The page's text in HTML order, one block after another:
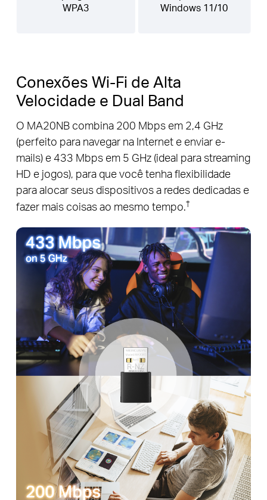
WPA3
Windows 11/10
Conexões Wi-Fi de Alta
Velocidade e Dual Band
O MA20NB combina 200 Mbps em 2,4 GHz
(perfeito para navegar na Internet e enviar e-
mails) e 433 Mbps em 5 GHz (ideal para streaming
HD e jogos), para que você tenha flexibilidade
para alocar seus dispositivos a redes dedicadas e
fazer mais coisas ao mesmo tempo.†